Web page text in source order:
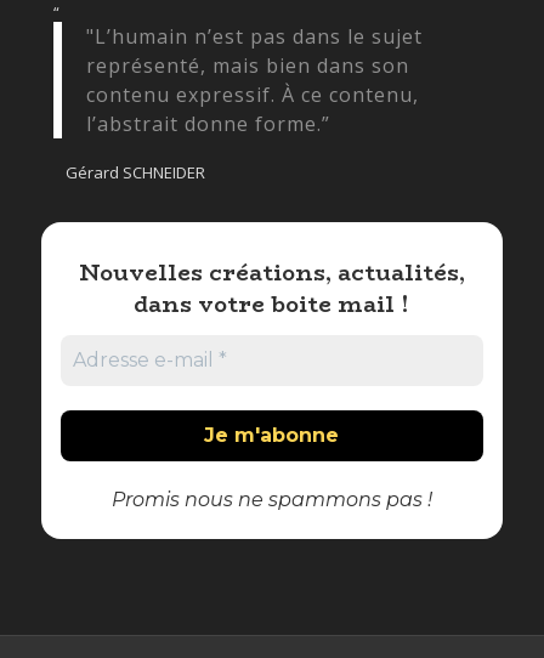
“
"L’humain n’est pas dans le sujet
représenté, mais bien dans son
contenu expressif. À ce contenu,
l’abstrait donne forme.”
Gérard SCHNEIDER
Nouvelles créations, actualités,
dans votre boite mail !
Promis nous ne spammons pas !